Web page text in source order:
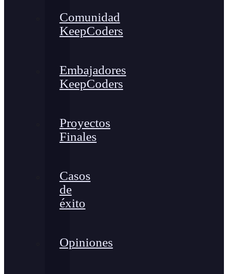
Comunidad
KeepCoders
Embajadores
KeepCoders
Proyectos
Finales
Casos
de
éxito
Opiniones